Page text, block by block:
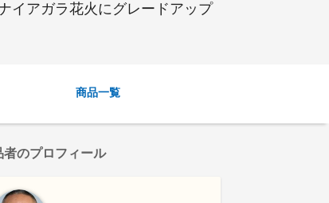
イアガラ花火にグレードアップ
商品一覧
者のプロフィール